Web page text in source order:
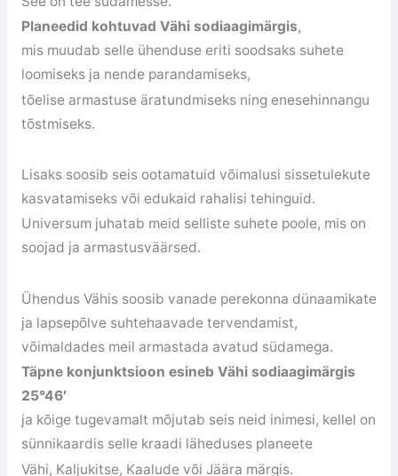
Planeedid kohtuvad Vähi sodiaagimärgis,
mis muudab selle ühenduse eriti soodsaks suhete
loomiseks ja nende parandamiseks,
tõelise armastuse äratundmiseks ning enesehinnangu
tõstmiseks.
Lisaks soosib seis ootamatuid võimalusi sissetulekute
kasvatamiseks või edukaid rahalisi tehinguid.
Universum juhatab meid selliste suhete poole, mis on
soojad ja armastusväärsed.
Ühendus Vähis soosib vanade perekonna dünaamikate
ja lapsepõlve suhtehaavade tervendamist,
võimaldades meil armastada avatud südamega.
Täpne konjunktsioon esineb Vähi sodiaagimärgis
25°46′
ja kõige tugevamalt mõjutab seis neid inimesi, kellel on
sünnikaardis selle kraadi läheduses planeete
Vähi, Kaljukitse, Kaalude või Jäära märgis.